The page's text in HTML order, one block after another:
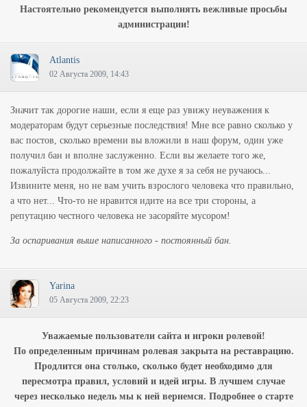
Настоятельно рекомендуется выполнять вежливые просьбы
администрации!
Atlantis
02 Августа 2009, 14:43
Значит так дорогие наши, если я еще раз увижу неуважения к
модераторам будут серьезные последствия! Мне все равно сколько у
вас постов, сколько времени вы вложили в наш форум, один уже
получил бан и вполне заслуженно. Если вы желаете того же,
пожалуйста продолжайте в том же духе я за себя не ручаюсь...
Извините меня, но не вам учить взрослого человека что правильно,
а что нет... Что-то не нравится идите на все три стороны, а
репутацию честного человека не засоряйте мусором!
За оспаривания выше написанного - постоянный бан.
Yarina
05 Августа 2009, 22:23
Уважаемые пользователи сайта и игроки ролевой!
По определенным причинам ролевая закрыта на реставрацию.
Продлится она столько, сколько будет необходимо для
пересмотра правил, условий и идей игры. В лучшем случае
через несколько недель мы к ней вернемся. Подробнее о старте